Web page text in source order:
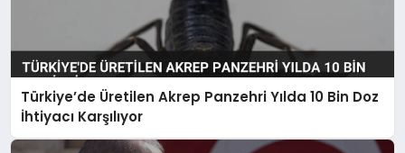
Türkiye’de Üretilen Akrep Panzehri Yılda 10 Bin Doz
İhtiyacı Karşılıyor